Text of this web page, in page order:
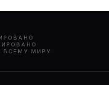
ВСЕМУ МИРУ